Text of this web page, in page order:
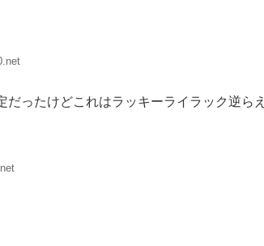
ったけどこれはラッキーライラック逆らえ